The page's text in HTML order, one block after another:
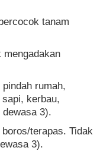
tanam
mengadakan
rumah,
kerbau,
3).
terapas. Tidak
3).